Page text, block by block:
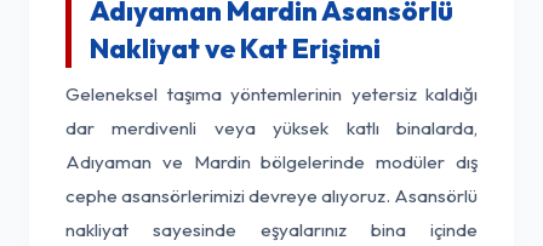
Adıyaman Mardin Asansörlü
Nakliyat ve Kat Erişimi
Geleneksel taşıma yöntemlerinin yetersiz kaldığı
dar merdivenli veya yüksek katlı binalarda,
Adıyaman ve Mardin bölgelerinde modüler dış
cephe asansörlerimizi devreye alıyoruz. Asansörlü
nakliyat sayesinde eşyalarınız bina içinde